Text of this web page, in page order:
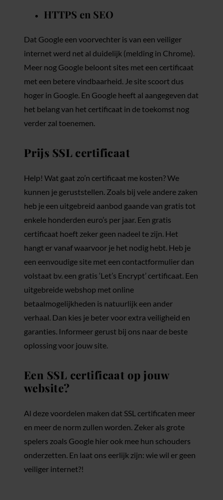
HTTPS en SEO
Dat Google een voorvechter is van een veiliger
internet werd net al duidelijk (melding in Chrome).
Meer nog Google beloont sites met een certificaat
met een betere vindbaarheid. Je site scoort dus
hoger in Google. En Google heeft al aangegeven dat
het belang van het certificaat in de toekomst nog
verder zal toenemen.
Prijs SSL certificaat
Help! Wat gaat zo’n certificaat me kosten? We
kunnen je geruststellen. Zoals bij vele andere zaken
heb je een uitgebreid aanbod gaande van gratis tot
enkele honderden euro’s per jaar. Een gratis
certificaat hoeft zeker geen nadeel te zijn. Het
hangt er vanaf waarvoor je het nodig hebt. Heb je
een eenvoudige site met een contactformulier dan
volstaat bv. een gratis ‘Let’s Encrypt’ certificaat. Een
uitgebreide webshop met online
betaalmogelijkheden is natuurlijk een ander
verhaal. Dan kies je beter voor extra veiligheid en
garanties. Informeer gerust bij ons naar de beste
oplossing voor jouw site.
Een SSL certificaat op jouw
website?
Al deze voordelen maken dat SSL certificaten meer
en meer de norm zullen worden. Zeker als grote
spelers zoals Google hier ook mee hun schouders
onderzetten. En laat ons eerlijk zijn: wie wil er geen
veiliger internet?!